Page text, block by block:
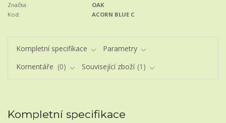
Značka:
OAK
Kod:
ACORN BLUE C
Kompletní specifikace
Parametry
Komentáře
0 Související zboží 1
Kompletní specifikace